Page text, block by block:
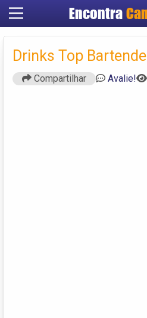
Encontra
Criar
Drinks Top
Compartilhar Avalie!